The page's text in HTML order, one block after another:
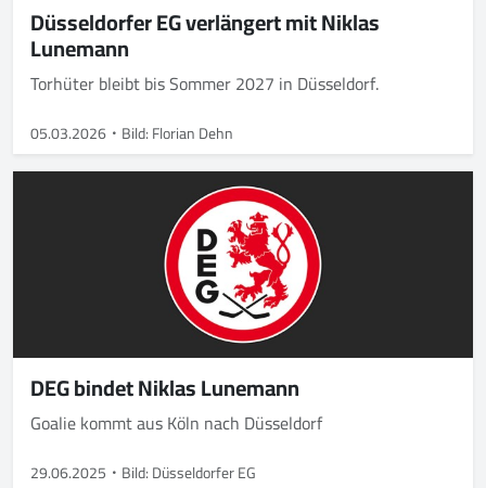
Düsseldorfer EG verlängert mit Niklas
Lunemann
Torhüter bleibt bis Sommer 2027 in Düsseldorf.
05.03.2026 Bild: Florian Dehn
DEG bindet Niklas Lunemann
Goalie kommt aus Köln nach Düsseldorf
29.06.2025 Bild: Düsseldorfer EG